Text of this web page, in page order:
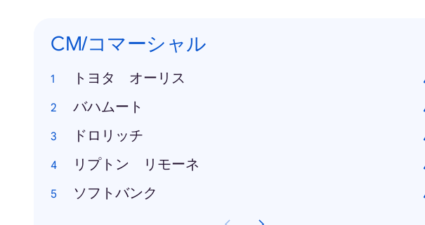
CM/コマーシャル
トヨタ オーリス
バハムート
ドロリッチ
リプトン リモーネ
ソフトバンク